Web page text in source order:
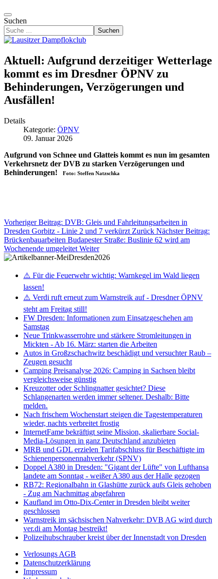
Suchen
Suchen
Aktuell: Aufgrund derzeitiger Wetterlage
kommt es im Dresdner ÖPNV zu
Behinderungen, Verzögerungen und
Ausfällen!
Details
Kategorie: ÖPNV
09. Januar 2026
Aufgrund von Schnee und Glatteis kommt es nun im gesamten
Verkehrsnetz der DVB zu starken Verzögerungen und
Behinderungen!
Foto: Steffen Natzschka
Vorheriger Beitrag: DVB: Gleis und Fahrleitungsarbeiten in
Dresden Gorbitz - Linie 2 und 7 verkürzt Zurück Nächster Beitrag:
Brückenbauarbeiten Budapester Straße: Buslinie 62 wird am
Wochenende umgeleitet Weiter
⚠️ Für die Feuerwehr wichtig: Warnkegel im Wald liegen
lassen!
⚠️ Verdi ruft erneut zum Warnstreik auf - Dresdner ÖPNV
steht am Freitag still!
FW Dresden: Informationen zum Einsatzgeschehen am
Samstag
Neue Trinkwasserrohre und stärkere Stromleitungen in
Mickten - Ab 16. März: starten die Arbeiten
Autos in Großzschachwitz beschädigt und versuchter Raub –
Zeugen gesucht
Camping Preisanalyse 2026: Camping in Sachsen bleibt
vergleichsweise günstig
Kreuzotter oder Schlingnatter gesichtet? Diese
Schlangenarten werden immer seltener. Deshalb: Bitte
melden.
Nach frischem Wochenstart steigen die Tagestemperaturen
wieder, nachts verbreitet frostig
InternetFame bekräftigt seine Mission, skalierbare Social-
Media-Lösungen in ganz Deutschland anzubieten
MRB und GDL erzielen Tarifabschluss für Beschäftigte im
Schienenpersonennahverkehr (SPNV)
Doppel A380 in Dresden: "Gigant der Lüfte" von Lufthansa
landete am Sonntag - weißer A380 aus der Halle gezogen
RB72: Regionalbahn in Glashütte zurück aufs Gleis gehoben
- Zug am Nachmittag abgefahren
Kaufland im Otto-Dix-Center in Dresden bleibt weiter
geschlossen
Warnstreik im sächsischen Nahverkehr: DVB AG wird durch
ver.di am Montag bestreikt!
Polizeihubschrauber kreist über der Innenstadt von Dresden
Verlosungs AGB
Datenschutzerklärung
Impressum